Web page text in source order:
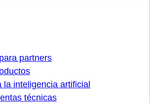
partners
la inteligencia artificial
técnicas